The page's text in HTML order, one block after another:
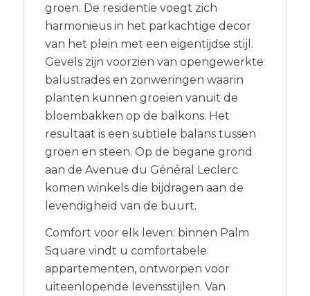
groen. De residentie voegt zich
harmonieus in het parkachtige decor
van het plein met een eigentijdse stijl.
Gevels zijn voorzien van opengewerkte
balustrades en zonweringen waarin
planten kunnen groeien vanuit de
bloembakken op de balkons. Het
resultaat is een subtiele balans tussen
groen en steen. Op de begane grond
aan de Avenue du Général Leclerc
komen winkels die bijdragen aan de
levendigheid van de buurt.
Comfort voor elk leven: binnen Palm
Square vindt u comfortabele
appartementen, ontworpen voor
uiteenlopende levensstijlen. Van